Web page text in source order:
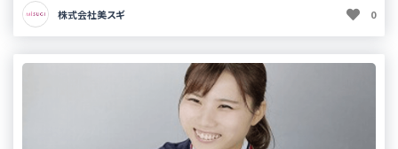
株式会社美スギ 0